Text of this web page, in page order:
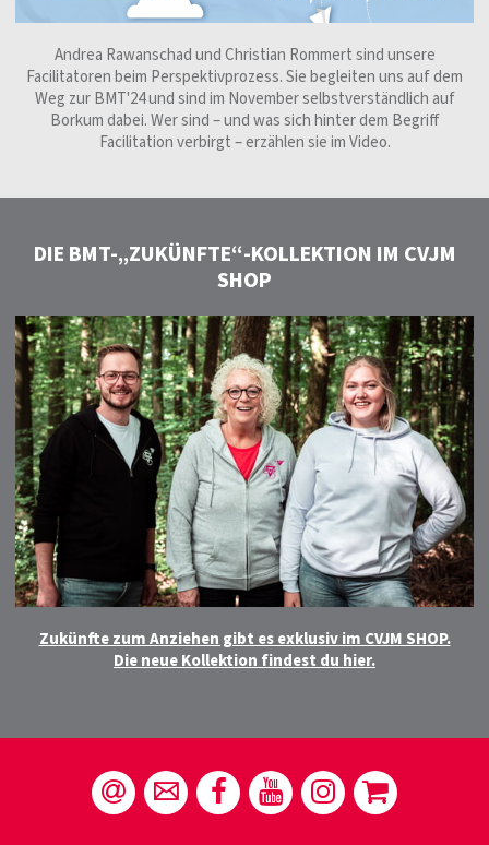
Andrea Rawanschad und Christian Rommert sind unsere
Facilitatoren beim Perspektivprozess. Sie begleiten uns auf dem
Weg zur BMT'24 und sind im November selbstverständlich auf
Borkum dabei. Wer sind – und was sich hinter dem Begriff
Facilitation verbirgt – erzählen sie im Video.
DIE BMT-„ZUKÜNFTE“-KOLLEKTION IM CVJM
SHOP
Zukünfte zum Anziehen gibt es exklusiv im CVJM SHOP.
Die neue Kollektion findest du hier.